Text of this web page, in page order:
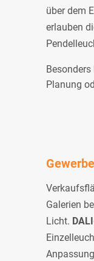
über dem
erlauben
Besonders
Planung
Galerien
Licht.